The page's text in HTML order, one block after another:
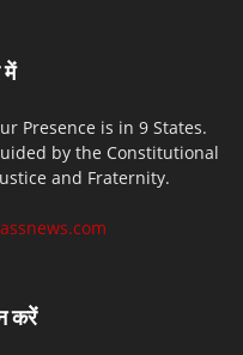
में
Presence is in 9 States.
by the Constitutional
and Fraternity.
करें